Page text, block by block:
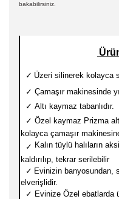
bakabilirsiniz.
✓ Üzeri silinerek kolayca
✓ Çamaşır makinesinde
✓ Altı kaymaz tabanlıdır.
✓ Özel kaymaz Prizma
kolayca çamaşır
✓ Kalın tüylü halıların
kaldırılıp, tekrar serilebilir
✓ Evinizin banyosundan,
elverişlidir.
✓ Evinize Özel ebatlarda